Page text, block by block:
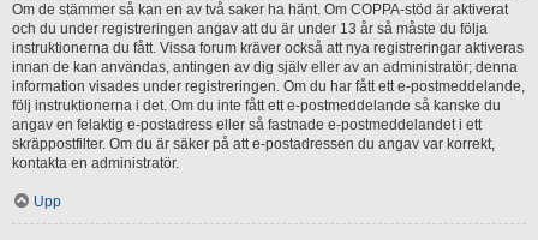
Om de stämmer så kan en av två saker ha hänt. Om COPPA-stöd är aktiverat
och du under registreringen angav att du är under 13 år så måste du följa
instruktionerna du fått. Vissa forum kräver också att nya registreringar aktiveras
innan de kan användas, antingen av dig själv eller av an administratör; denna
information visades under registreringen. Om du har fått ett e-postmeddelande,
följ instruktionerna i det. Om du inte fått ett e-postmeddelande så kanske du
angav en felaktig e-postadress eller så fastnade e-postmeddelandet i ett
skräppostfilter. Om du är säker på att e-postadressen du angav var korrekt,
kontakta en administratör.
Upp